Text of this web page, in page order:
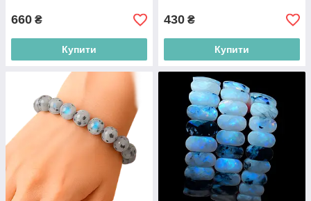
660 ₴
Купити
430 ₴
Купити